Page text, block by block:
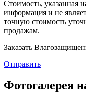
Стоимость, указанная
информация и не
точную стоимость
продажам.
Заказать
Отправить
Фотогалерея